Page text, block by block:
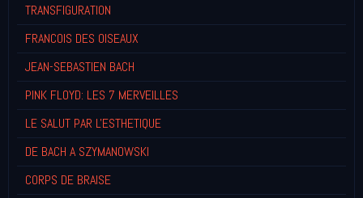
TRANSFIGURATION
FRANCOIS DES OISEAUX
JEAN-SEBASTIEN BACH
PINK FLOYD: LES 7 MERVEILLES
LE SALUT PAR L'ESTHETIQUE
DE BACH A SZYMANOWSKI
CORPS DE BRAISE